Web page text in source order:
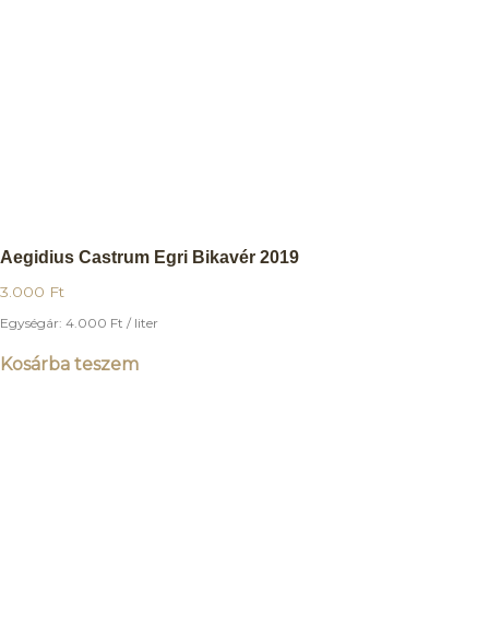
Aegidius Castrum Egri Bikavér 2019
3.000 Ft
Egységár: 4.000 Ft / liter
Kosárba teszem